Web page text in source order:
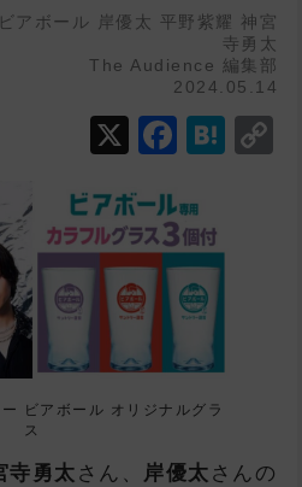
ビアボール 岸優太 平野紫耀 神宮
寺勇太
The Audience 編集部
2024.05.14
X
ビアボール オリジナルグラ
ス
寺勇太 さん、 岸優太 さんの